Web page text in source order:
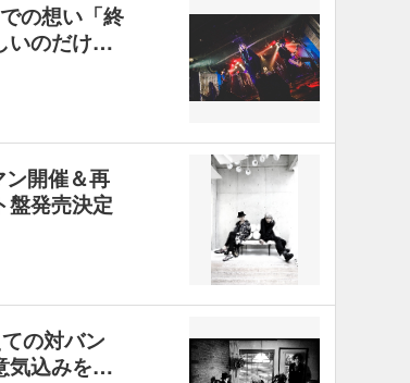
の想い「終
いのだけ…
開催＆再
盤発売決定
の対バン
気込みを…